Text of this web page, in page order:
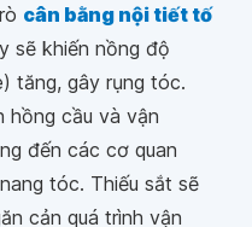
cân bằng nội tiết tố
sẽ khiến nồng độ
tăng, gây rụng tóc.
hồng cầu và vận
đến các cơ quan
tóc. Thiếu sắt sẽ
cản quá trình vận